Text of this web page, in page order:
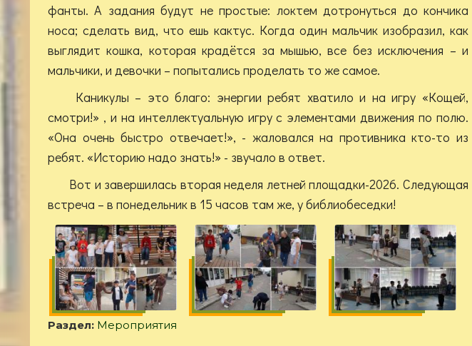
фанты. А задания будут не простые: локтем дотронуться до кончика
носа; сделать вид, что ешь кактус. Когда один мальчик изобразил, как
выглядит кошка, которая крадётся за мышью, все без исключения – и
мальчики, и девочки – попытались проделать то же самое.
Каникулы – это благо: энергии ребят хватило и на игру «Кощей,
смотри!» , и на интеллектуальную игру с элементами движения по полю.
«Она очень быстро отвечает!», - жаловался на противника кто-то из
ребят. «Историю надо знать!» - звучало в ответ.
Вот и завершилась вторая неделя летней площадки-2026. Следующая
встреча – в понедельник в 15 часов там же, у библиобеседки!
Раздел: Мероприятия